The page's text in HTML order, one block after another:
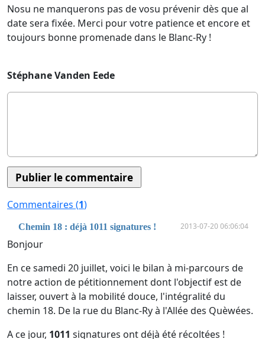
Nosu ne manquerons pas de vosu prévenir dès que al
date sera fixée. Merci pour votre patience et encore et
toujours bonne promenade dans le Blanc-Ry !
Stéphane Vanden Eede
Commentaires (1)
Chemin 18 : déjà 1011 signatures ! 2013-07-20 06:06:04
Bonjour
En ce samedi 20 juillet, voici le bilan à mi-parcours de
notre action de pétitionnement dont l'objectif est de
laisser, ouvert à la mobilité douce, l'intégralité du
chemin 18. De la rue du Blanc-Ry à l'Allée des Quèwées.
A ce jour, 1011 signatures ont déjà été récoltées !